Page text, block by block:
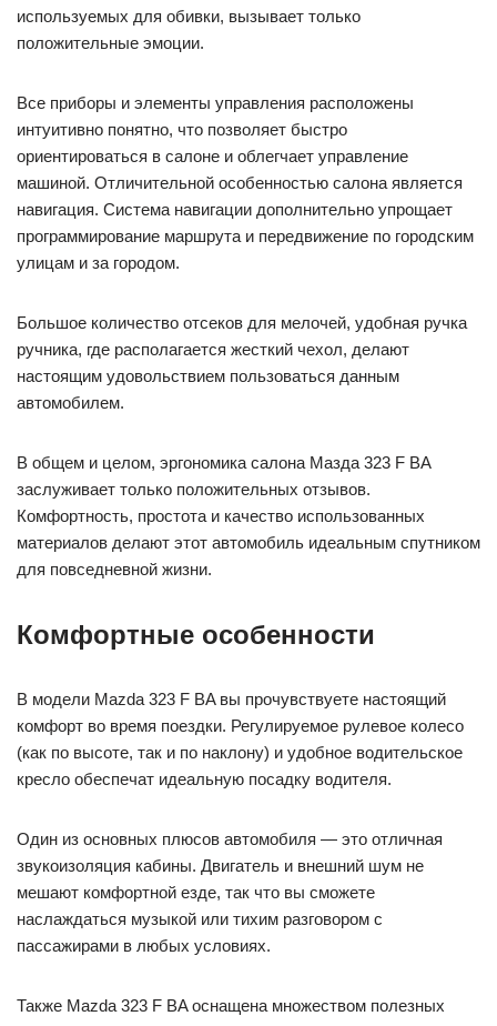
используемых для обивки, вызывает только
положительные эмоции.
Все приборы и элементы управления расположены
интуитивно понятно, что позволяет быстро
ориентироваться в салоне и облегчает управление
машиной. Отличительной особенностью салона является
навигация. Система навигации дополнительно упрощает
программирование маршрута и передвижение по городским
улицам и за городом.
Большое количество отсеков для мелочей, удобная ручка
ручника, где располагается жесткий чехол, делают
настоящим удовольствием пользоваться данным
автомобилем.
В общем и целом, эргономика салона Мазда 323 F BA
заслуживает только положительных отзывов.
Комфортность, простота и качество использованных
материалов делают этот автомобиль идеальным спутником
для повседневной жизни.
Комфортные особенности
В модели Mazda 323 F BA вы прочувствуете настоящий
комфорт во время поездки. Регулируемое рулевое колесо
(как по высоте, так и по наклону) и удобное водительское
кресло обеспечат идеальную посадку водителя.
Один из основных плюсов автомобиля — это отличная
звукоизоляция кабины. Двигатель и внешний шум не
мешают комфортной езде, так что вы сможете
наслаждаться музыкой или тихим разговором с
пассажирами в любых условиях.
Также Mazda 323 F BA оснащена множеством полезных